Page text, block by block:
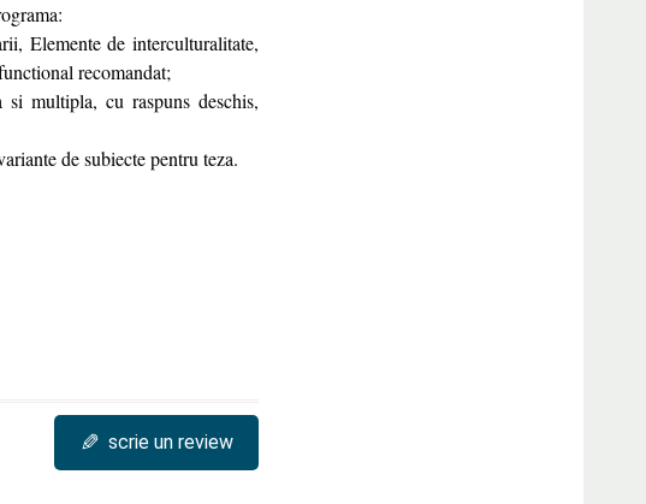
Elemente de interculturalitate,
recomandat;
multipla, cu raspuns deschis,
de subiecte pentru teza.
✎ scrie un review